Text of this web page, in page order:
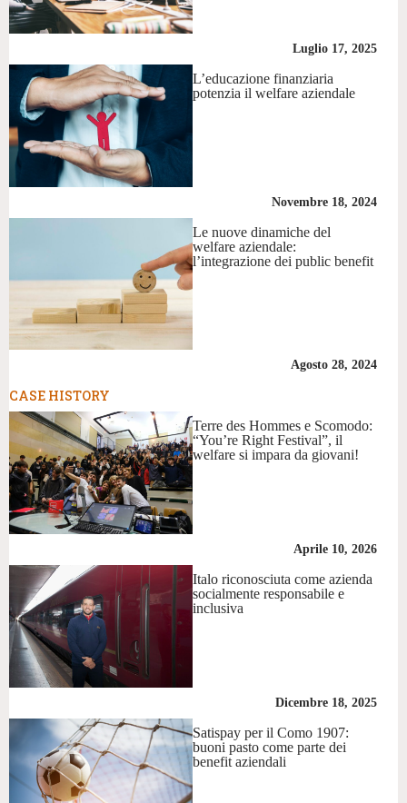
Luglio 17, 2025
L’educazione finanziaria
potenzia il welfare aziendale
Novembre 18, 2024
Le nuove dinamiche del
welfare aziendale:
l’integrazione dei public benefit
Agosto 28, 2024
CASE HISTORY
Terre des Hommes e Scomodo:
“You’re Right Festival”, il
welfare si impara da giovani!
Aprile 10, 2026
Italo riconosciuta come azienda
socialmente responsabile e
inclusiva
Dicembre 18, 2025
Satispay per il Como 1907:
buoni pasto come parte dei
benefit aziendali